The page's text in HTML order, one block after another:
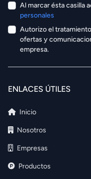
Al marcar ésta casilla
personales
Autorizo el
ofertas y
empresa.
ENLACES ÚTILES
Inicio
Nosotros
Empresas
Productos